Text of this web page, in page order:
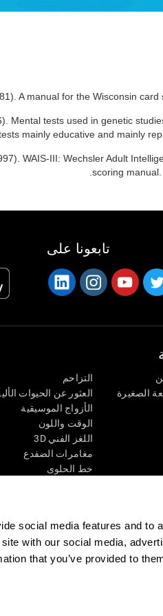
social media features and to
with our social media,
that you’ve provided to
A manual for the Wisconsin
Mental tests used in genetic
mainly educative and mainly
WAIS-III: Wechsler Adult
scoring
تابعونا على
الصغيرة
التزاحم
العثور عن الحيوات
الأزواج الموسيقية
الوقت واللون
اللغز الفني 3D
مغامرات الضفدع
خط الحلوى
اللعبة العقلية: تفجير
ألعاب الذكاء
ألعاب اون لاين من آجل